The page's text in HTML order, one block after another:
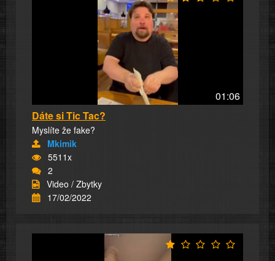
01:06
Dáte si Tic Tac?
Myslíte že fake?
Mkimik
5511x
2
Video / Zbytky
17/02/2022